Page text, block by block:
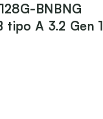
BNBNG
tipo A 3.2 Gen 1